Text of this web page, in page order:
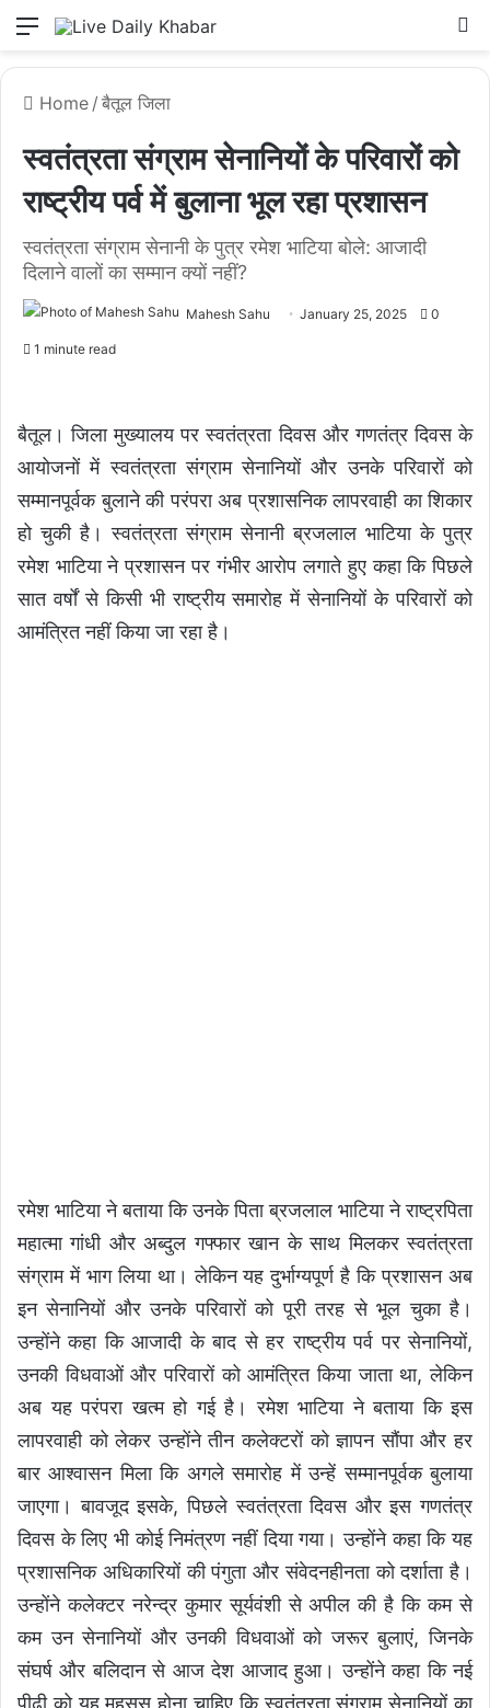
Menu
Home / बैतूल जिला
स्वतंत्रता संग्राम सेनानियों के परिवारों को
राष्ट्रीय पर्व में बुलाना भूल रहा प्रशासन
स्वतंत्रता संग्राम सेनानी के पुत्र रमेश भाटिया बोले: आजादी
दिलाने वालों का सम्मान क्यों नहीं?
Mahesh Sahu January 25, 2025 0
1 minute read
बैतूल। जिला मुख्यालय पर स्वतंत्रता दिवस और गणतंत्र दिवस के
आयोजनों में स्वतंत्रता संग्राम सेनानियों और उनके परिवारों को
सम्मानपूर्वक बुलाने की परंपरा अब प्रशासनिक लापरवाही का शिकार
हो चुकी है। स्वतंत्रता संग्राम सेनानी ब्रजलाल भाटिया के पुत्र
रमेश भाटिया ने प्रशासन पर गंभीर आरोप लगाते हुए कहा कि पिछले
सात वर्षों से किसी भी राष्ट्रीय समारोह में सेनानियों के परिवारों को
आमंत्रित नहीं किया जा रहा है।
रमेश भाटिया ने बताया कि उनके पिता ब्रजलाल भाटिया ने राष्ट्रपिता
महात्मा गांधी और अब्दुल गफ्फार खान के साथ मिलकर स्वतंत्रता
संग्राम में भाग लिया था। लेकिन यह दुर्भाग्यपूर्ण है कि प्रशासन अब
इन सेनानियों और उनके परिवारों को पूरी तरह से भूल चुका है।
उन्होंने कहा कि आजादी के बाद से हर राष्ट्रीय पर्व पर सेनानियों,
उनकी विधवाओं और परिवारों को आमंत्रित किया जाता था, लेकिन
अब यह परंपरा खत्म हो गई है। रमेश भाटिया ने बताया कि इस
लापरवाही को लेकर उन्होंने तीन कलेक्टरों को ज्ञापन सौंपा और हर
बार आश्वासन मिला कि अगले समारोह में उन्हें सम्मानपूर्वक बुलाया
जाएगा। बावजूद इसके, पिछले स्वतंत्रता दिवस और इस गणतंत्र
दिवस के लिए भी कोई निमंत्रण नहीं दिया गया। उन्होंने कहा कि यह
प्रशासनिक अधिकारियों की पंगुता और संवेदनहीनता को दर्शाता है।
उन्होंने कलेक्टर नरेन्द्र कुमार सूर्यवंशी से अपील की है कि कम से
कम उन सेनानियों और उनकी विधवाओं को जरूर बुलाएं, जिनके
संघर्ष और बलिदान से आज देश आजाद हुआ। उन्होंने कहा कि नई
पीढ़ी को यह महसूस होना चाहिए कि स्वतंत्रता संग्राम सेनानियों का